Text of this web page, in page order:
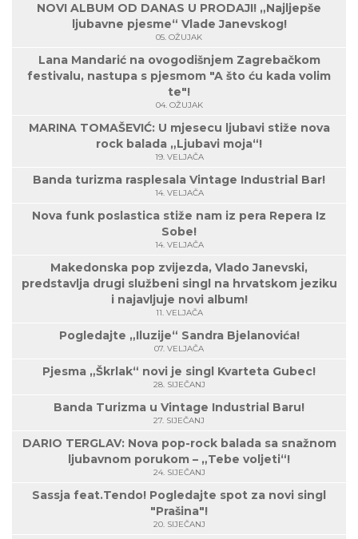
NOVI ALBUM OD DANAS U PRODAJI! „Najljepše
ljubavne pjesme“ Vlade Janevskog!
05. OŽUJAK
Lana Mandarić na ovogodišnjem Zagrebačkom
festivalu, nastupa s pjesmom "A što ću kada volim
te"!
04. OŽUJAK
MARINA TOMAŠEVIĆ: U mjesecu ljubavi stiže nova
rock balada „Ljubavi moja“!
19. VELJAČA
Banda turizma rasplesala Vintage Industrial Bar!
14. VELJAČA
Nova funk poslastica stiže nam iz pera Repera Iz
Sobe!
14. VELJAČA
Makedonska pop zvijezda, Vlado Janevski,
predstavlja drugi službeni singl na hrvatskom jeziku
i najavljuje novi album!
11. VELJAČA
Pogledajte „Iluzije“ Sandra Bjelanovića!
07. VELJAČA
Pjesma „Škrlak“ novi je singl Kvarteta Gubec!
28. SIJEČANJ
Banda Turizma u Vintage Industrial Baru!
27. SIJEČANJ
DARIO TERGLAV: Nova pop-rock balada sa snažnom
ljubavnom porukom – „Tebe voljeti“!
24. SIJEČANJ
Sassja feat.Tendo! Pogledajte spot za novi singl
"Prašina"!
20. SIJEČANJ